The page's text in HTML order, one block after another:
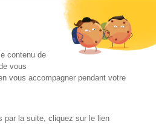
contenu de
vous
vous accompagner pendant votre
par la suite, cliquez sur le lien